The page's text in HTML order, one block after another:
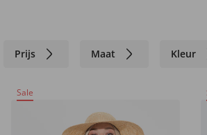
Prijs Maat Kleur
Sale